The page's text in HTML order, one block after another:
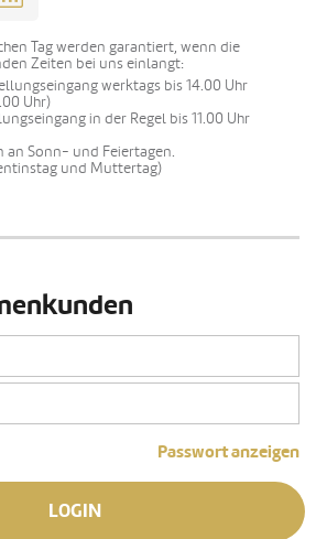
Tag werden garantiert, wenn die
Zeiten bei uns einlangt:
werktags bis 14.00 Uhr
Uhr)
in der Regel bis 11.00 Uhr
an Sonn- und Feiertagen.
und Muttertag)
Passwort anzeigen
LOGIN